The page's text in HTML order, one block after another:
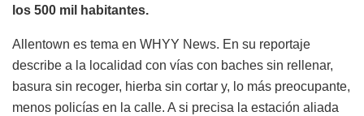
los 500 mil habitantes.
Allentown es tema en WHYY News. En su reportaje
describe a la localidad con vías con baches sin rellenar,
basura sin recoger, hierba sin cortar y, lo más preocupante,
menos policías en la calle. A si precisa la estación aliada